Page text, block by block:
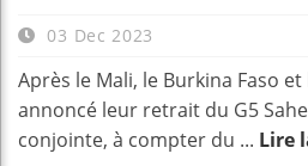
03 Dec 2023
Après le Mali, le Burkina Faso
annoncé leur retrait du G5
conjointe, à compter du ... Lire